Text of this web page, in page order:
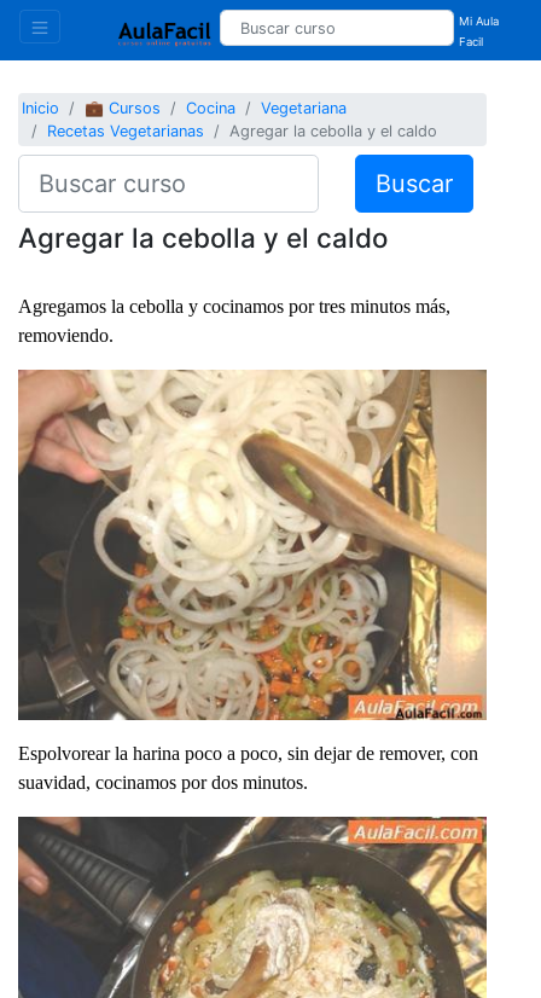
Mi Aula
Facil
Inicio 💼 Cursos Cocina
Vegetariana
Recetas Vegetarianas
Agregar la cebolla y el caldo
Buscar
Agregar la cebolla y el caldo
Agregamos la cebolla y cocinamos por tres minutos más,
removiendo.
Espolvorear la harina poco a poco, sin dejar de remover, con
suavidad, cocinamos por dos minutos.